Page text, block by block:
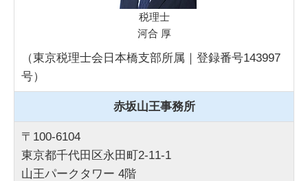
税理士
河合 厚
（東京税理士会日本橋支部所属｜登録番号143997
号）
赤坂山王事務所
〒100-6104
東京都千代田区永田町2-11-1
山王パークタワー 4階